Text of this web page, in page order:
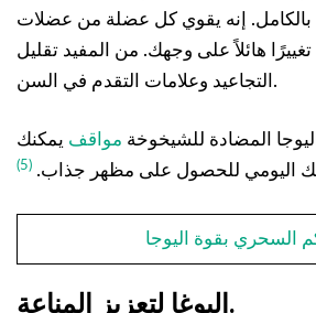
إنه يقوي كل عضلة من عضلات
هائلاً على وجهك. من المفيد تقليل
التجاعيد وعلامات التقدم في السن.
المضادة للشيخوخة مواقف يمكنك
اليومي للحصول على مظهر جذاب. (5)
السحري بقوة اليوجا
اليوغا لتعزيز المناعة.